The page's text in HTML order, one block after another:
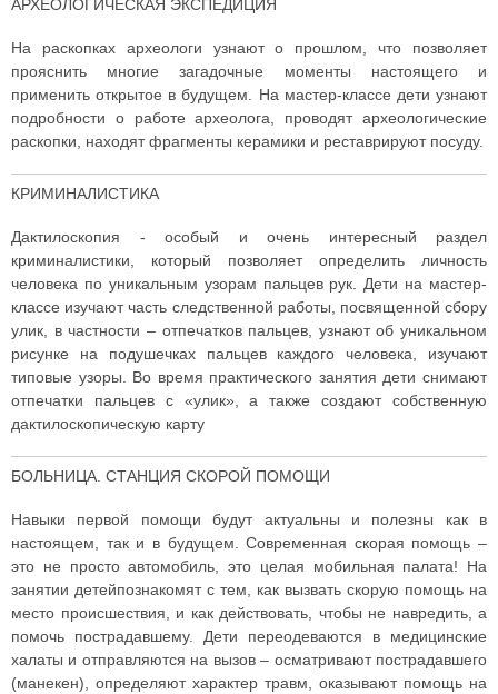
АРХЕОЛОГИЧЕСКАЯ ЭКСПЕДИЦИЯ
На раскопках археологи узнают о прошлом, что позволяет
прояснить многие загадочные моменты настоящего и
применить открытое в будущем. На мастер-классе дети узнают
подробности о работе археолога, проводят археологические
раскопки, находят фрагменты керамики и реставрируют посуду.
КРИМИНАЛИСТИКА
Дактилоскопия - особый и очень интересный раздел
криминалистики, который позволяет определить личность
человека по уникальным узорам пальцев рук. Дети на мастер-
классе изучают часть следственной работы, посвященной сбору
улик, в частности – отпечатков пальцев, узнают об уникальном
рисунке на подушечках пальцев каждого человека, изучают
типовые узоры. Во время практического занятия дети снимают
отпечатки пальцев с «улик», а также создают собственную
дактилоскопическую карту
БОЛЬНИЦА. СТАНЦИЯ СКОРОЙ ПОМОЩИ
Навыки первой помощи будут актуальны и полезны как в
настоящем, так и в будущем. Современная скорая помощь –
это не просто автомобиль, это целая мобильная палата! На
занятии детейпознакомят с тем, как вызвать скорую помощь на
место происшествия, и как действовать, чтобы не навредить, а
помочь пострадавшему. Дети переодеваются в медицинские
халаты и отправляются на вызов – осматривают пострадавшего
(манекен), определяют характер травм, оказывают помощь на